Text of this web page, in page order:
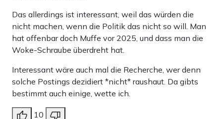
Das allerdings ist interessant, weil das würden die
nicht machen, wenn die Politik das nicht so will. Man
hat offenbar doch Muffe vor 2025, und dass man die
Woke-Schraube überdreht hat.
Interessant wäre auch mal die Recherche, wer denn
solche Postings dezidiert *nicht* raushaut. Da gibts
bestimmt auch einige, wette ich.
10